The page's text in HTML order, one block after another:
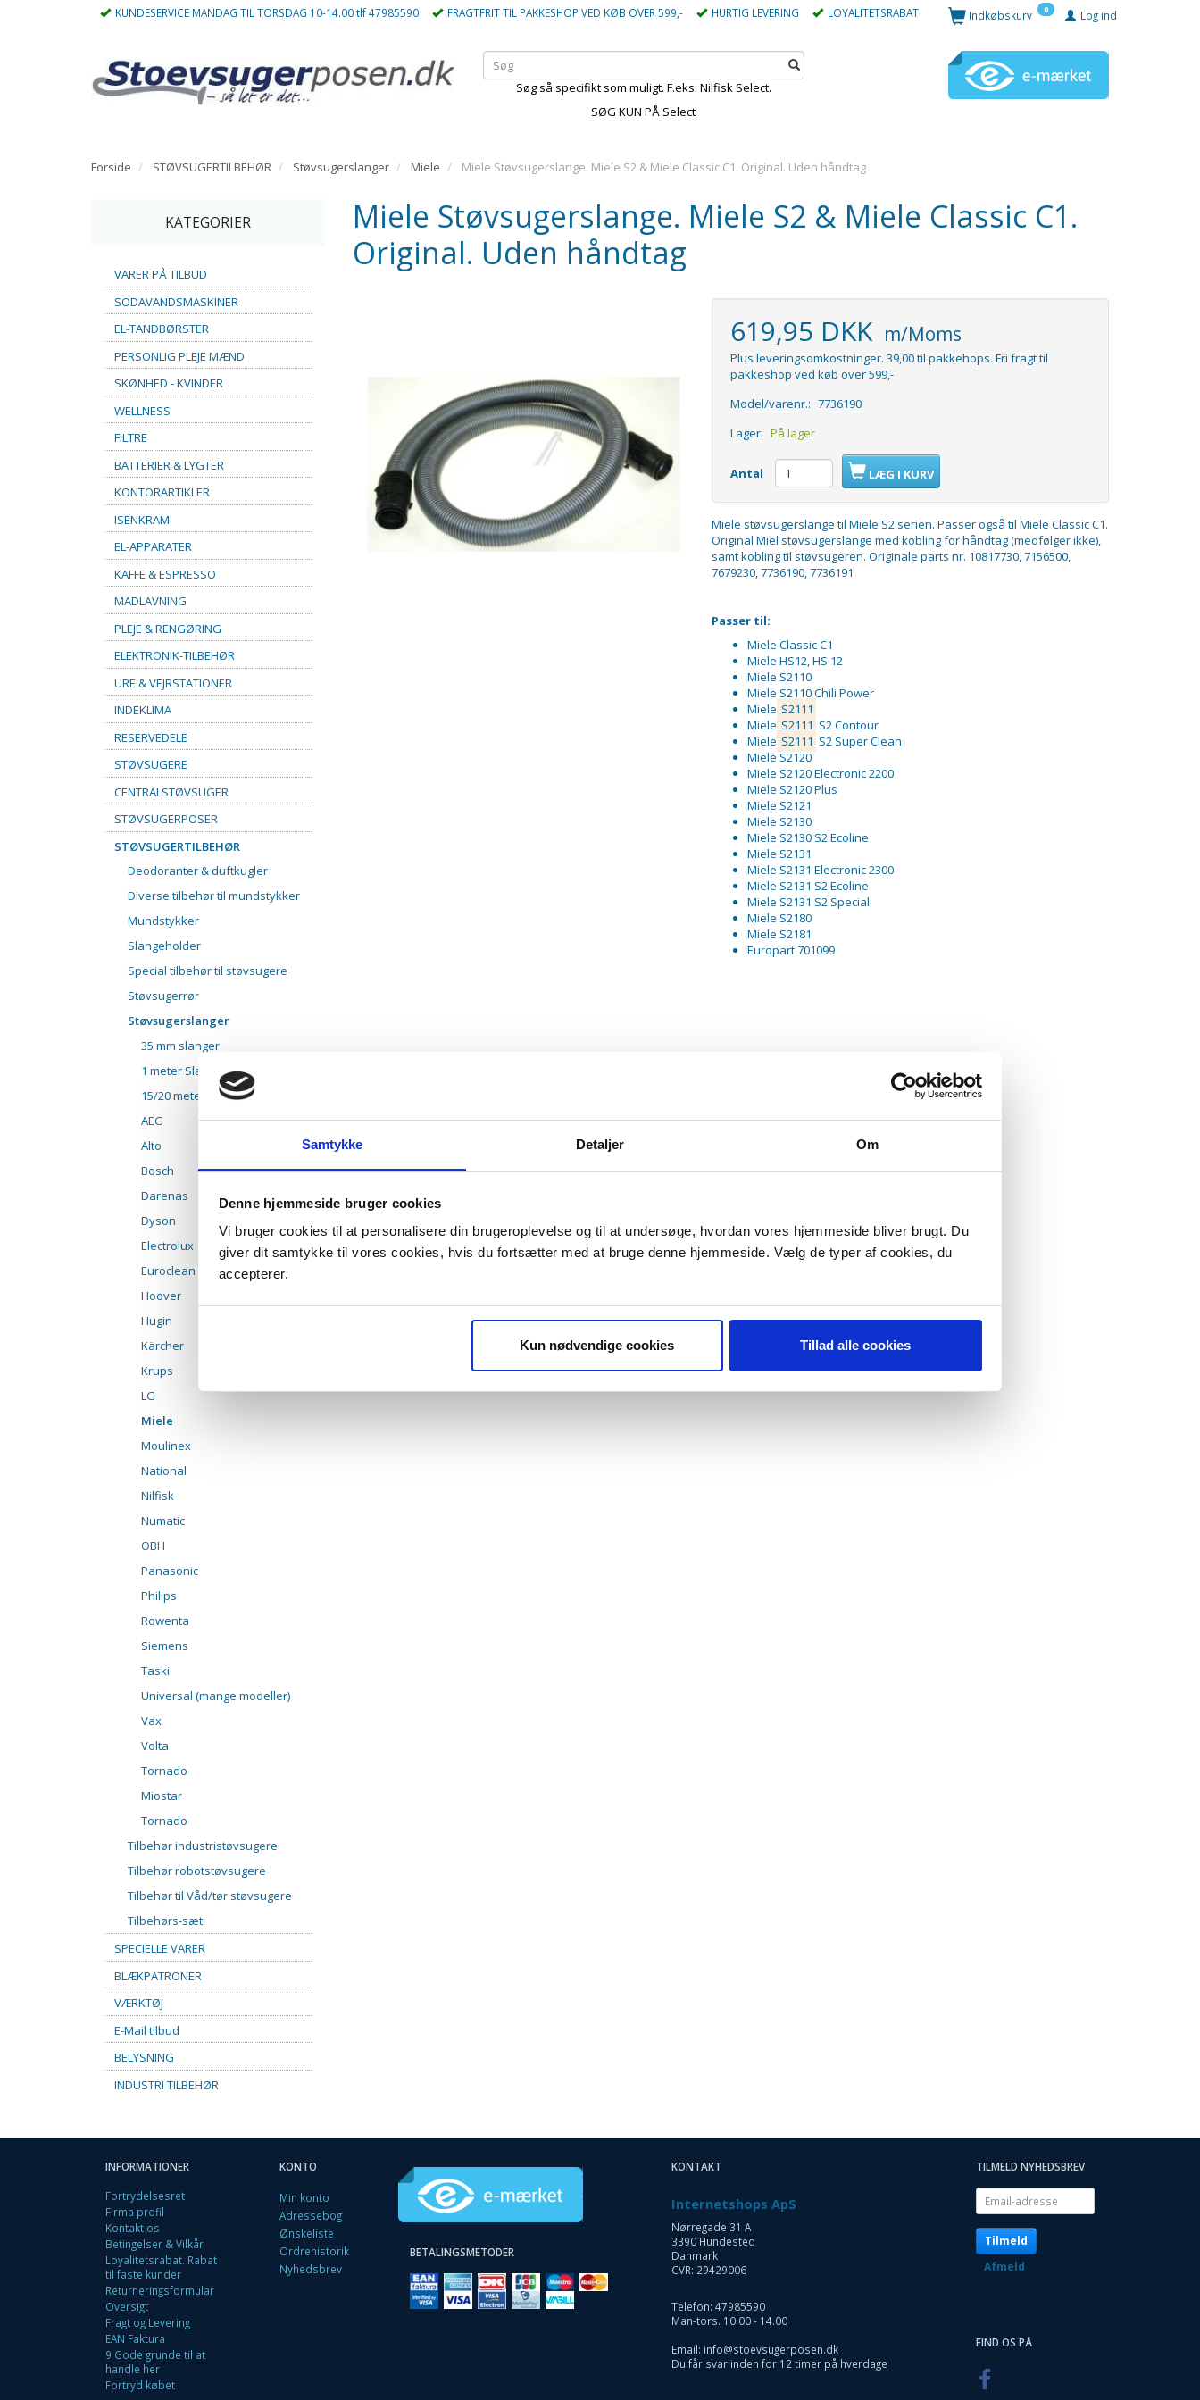
Samtykke Detaljer Om
Denne hjemmeside bruger cookies
Vi bruger cookies til at personalisere din brugeroplevelse og til at undersøge, hvordan vores hjemmeside bliver brugt. Du
giver dit samtykke til vores cookies, hvis du fortsætter med at bruge denne hjemmeside. Vælg de typer af cookies, du
accepterer.
Kun nødvendige cookies Tillad alle cookies
KUNDESERVICE MANDAG TIL TORSDAG 10-14.00 tlf 47985590 FRAGTFRIT TIL PAKKESHOP VED KØB OVER 599,- HURTIG LEVERING LOYALITETSRABAT Log ind
Indkøbskurv 0
Søg så specifikt som muligt. F.eks. Nilfisk Select.
SØG KUN PÅ Select
Forside STØVSUGERTILBEHØR Støvsugerslanger Miele Miele Støvsugerslange. Miele S2 & Miele Classic C1. Original. Uden håndtag
KATEGORIER
VARER PÅ TILBUD
SODAVANDSMASKINER
EL-TANDBØRSTER
PERSONLIG PLEJE MÆND
SKØNHED - KVINDER
WELLNESS
FILTRE
BATTERIER & LYGTER
KONTORARTIKLER
ISENKRAM
EL-APPARATER
KAFFE & ESPRESSO
MADLAVNING
PLEJE & RENGØRING
ELEKTRONIK-TILBEHØR
URE & VEJRSTATIONER
INDEKLIMA
RESERVEDELE
STØVSUGERE
CENTRALSTØVSUGER
STØVSUGERPOSER
STØVSUGERTILBEHØR
Deodoranter & duftkugler
Diverse tilbehør til mundstykker
Mundstykker
Slangeholder
Special tilbehør til støvsugere
Støvsugerrør
Støvsugerslanger
35 mm slanger
1 meter Slange
15/20 meter slanger
AEG
Alto
Bosch
Darenas
Dyson
Electrolux
Euroclean
Hoover
Hugin
Kärcher
Krups
LG
Miele
Moulinex
National
Nilfisk
Numatic
OBH
Panasonic
Philips
Rowenta
Siemens
Taski
Universal (mange modeller)
Vax
Volta
Tornado
Miostar
Tornado
Tilbehør industristøvsugere
Tilbehør robotstøvsugere
Tilbehør til Våd/tør støvsugere
Tilbehørs-sæt
SPECIELLE VARER
BLÆKPATRONER
VÆRKTØJ
E-Mail tilbud
BELYSNING
INDUSTRI TILBEHØR
Miele Støvsugerslange. Miele S2 & Miele Classic C1.
Original. Uden håndtag
619,95 DKK m/Moms
Plus leveringsomkostninger. 39,00 til pakkehops. Fri fragt til
pakkeshop ved køb over 599,-
Model/varenr.: 7736190
Lager: På lager
Antal LÆG I KURV
Miele støvsugerslange til Miele S2 serien. Passer også til Miele Classic C1.
Original Miel støvsugerslange med kobling for håndtag (medfølger ikke),
samt kobling til støvsugeren. Originale parts nr. 10817730, 7156500,
7679230, 7736190, 7736191
Passer til:
Miele Classic C1
Miele HS12, HS 12
Miele S2110
Miele S2110 Chili Power
Miele S2111
Miele S2111 S2 Contour
Miele S2111 S2 Super Clean
Miele S2120
Miele S2120 Electronic 2200
Miele S2120 Plus
Miele S2121
Miele S2130
Miele S2130 S2 Ecoline
Miele S2131
Miele S2131 Electronic 2300
Miele S2131 S2 Ecoline
Miele S2131 S2 Special
Miele S2180
Miele S2181
Europart 701099
INFORMATIONER
Fortrydelsesret
Firma profil
Kontakt os
Betingelser & Vilkår
Loyalitetsrabat. Rabat
til faste kunder
Returneringsformular
Oversigt
Fragt og Levering
EAN Faktura
9 Gode grunde til at
handle her
Fortryd købet
KONTO
Min konto
Adressebog
Ønskeliste
Ordrehistorik
Nyhedsbrev
BETALINGSMETODER
KONTAKT
Internetshops ApS
Nørregade 31 A
3390 Hundested
Danmark
CVR: 29429006
Telefon: 47985590
Man-tors. 10.00 - 14.00
Email: info@stoevsugerposen.dk
Du får svar inden for 12 timer på hverdage
TILMELD NYHEDSBREV
Email-
adresse
Tilmeld
Afmeld
FIND OS PÅ